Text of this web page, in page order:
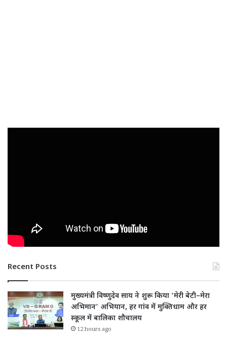
Recent Posts
मुख्यमंत्री विष्णुदेव साय ने शुरू किया ‘मेरी बेटी–मेरा
अभिमान’ अभियान, हर गांव में मुक्तिधाम और हर
स्कूल में बालिका शौचालय
12 hours ago